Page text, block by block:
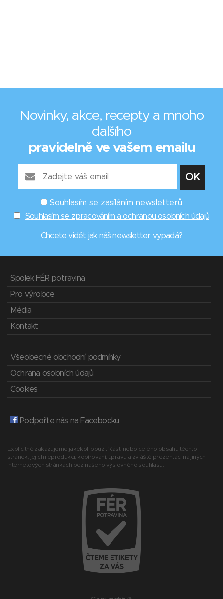
Novinky, akce, recepty a mnoho
dalšího
pravidelně ve vašem emailu
Souhlasím se zasíláním newsletterů
Souhlasím se zpracováním a ochranou osobních údajů
Chcete vidět jak náš newsletter vypadá?
Spolek FÉR potravina
Pro výrobce
Média
Kontakt
Všeobecné obchodní podmínky
Ochrana osobních údajů
Cookies
Podpořte nás na Facebooku
Explicitně zakazujeme jakékoli použití části nebo celého obsahu těchto
stránek, jejich reprodukci, kopírování, úpravu a zvláště prezentaci na jiných
internetových stránkách bez našeho výslovného souhlasu.